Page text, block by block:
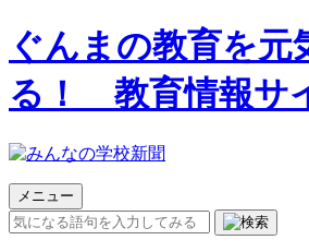
ぐんまの教育を元
る！ 教育情報サ
メニュー